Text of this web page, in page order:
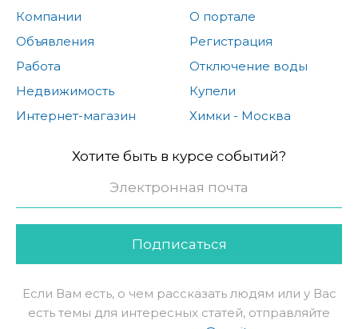
Компании
Объявления
Работа
Недвижимость
Интернет-магазин
О портале
Регистрация
Отключение воды
Купели
Химки - Москва
Хотите быть в курсе событий?
Подписаться
Если Вам есть, о чем рассказать людям или у Вас
есть темы для интересных статей, отправляйте